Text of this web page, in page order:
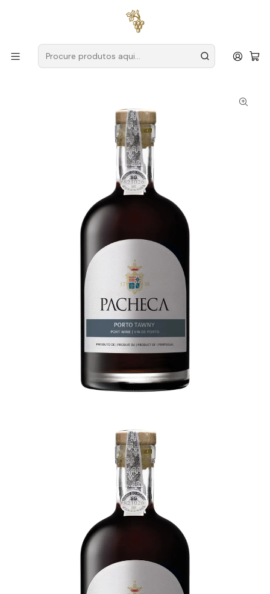
para encomendas a partir de
Produtores Douro
Quinta da Pacheca
Quinta da Pacheca Porto Tawny 75cl